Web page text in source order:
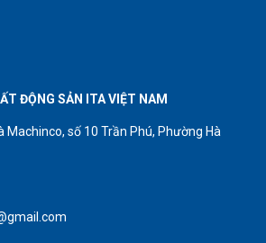
ĐỘNG SẢN ITA VIỆT NAM
Machinco, số 10 Trần Phú, Phường Hà